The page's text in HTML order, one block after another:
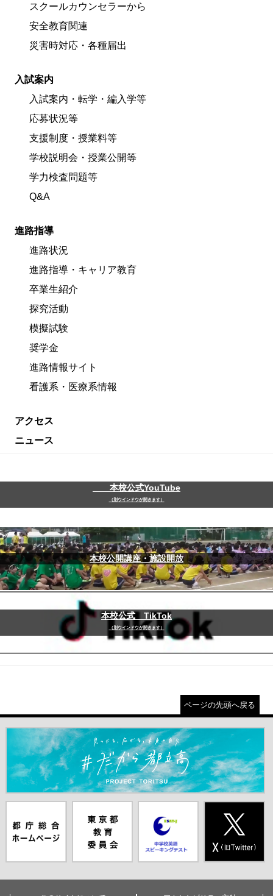
スクールカウンセラーから
安全教育関連
災害時対応・各種届出
入試案内
入試案内・転学・編入学等
応募状況等
支援制度・授業料等
学校説明会・授業公開等
学力検査問題等
Q&A
進路指導
進路状況
進路指導・キャリア教育
卒業生紹介
探究活動
模擬試験
奨学金
進路情報サイト
看護系・医療系情報
アクセス
ニュース
本校公式YouTube
（別ウインドウが開きます）
本校公開講座・施設開放
本校公式 TikTok
（別ウインドウが開きます）
ページの先頭へ戻る
＃だから都立高（別ウインドウが開きます）
ムページ（別
ウインドウが
員会（別ウイ
ンドウが開き
ピーキングテ
スト（別ウイ
ンドウが開き
（別ウインド
ウが開きま
す）